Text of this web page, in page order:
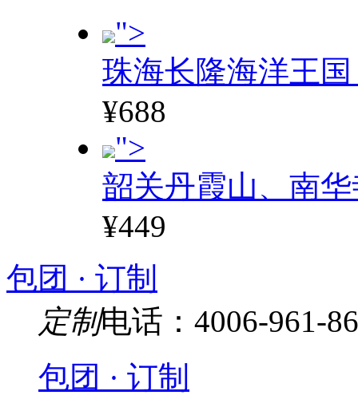
">
珠海长隆海洋王
¥688
">
韶关丹霞山、南
¥449
包团 · 订制
定制电话：4006-961-
包团 · 订制